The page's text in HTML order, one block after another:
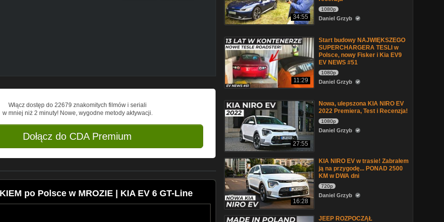
pytania lub oferty współpracy proszę
any questions or offers of
Włącz dostęp do 22679 znakomitych filmów i seriali
w mniej niż 2 minuty! Nowe, wygodne metody aktywacji.
Dołącz do CDA Premium
po Polsce w MROZIE | KIA EV 6 GT-Line
34:55
1080p
Daniel Grzyb
11:29
Start budowy NAJWIĘKSZEGO
SUPERCHARGERA TESLI w
Polsce, nowy Fisker i Kia EV9
EV NEWS #51
1080p
Daniel Grzyb
27:55
Nowa, ulepszona KIA NIRO EV
2022 Premiera, Test i Recenzja!
1080p
Daniel Grzyb
16:28
KIA NIRO EV w trasie! Zabrałem
ją na przygodę... PONAD 2500
KM w DWA dni
720p
Daniel Grzyb
JEEP ROZPOCZĄŁ